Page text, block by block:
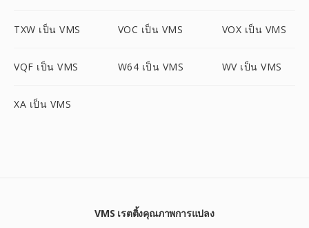
TXW เป็น VMS VOC เป็น VMS VOX เป็น VMS
VQF เป็น VMS W64 เป็น VMS WV เป็น VMS
XA เป็น VMS
VMS เรตติ้งคุณภาพการแปลง